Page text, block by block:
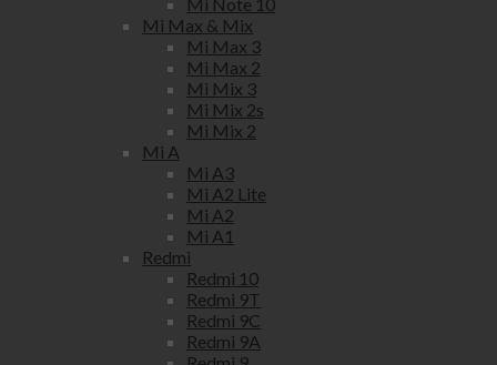
Mi Max & Mix
Mi Max 3
Mi Max 2
Mi Mix 3
Mi Mix 2s
Mi Mix 2
Mi A
Mi A3
Mi A2 Lite
Mi A2
Mi A1
Redmi
Redmi 10
Redmi 9T
Redmi 9C
Redmi 9A